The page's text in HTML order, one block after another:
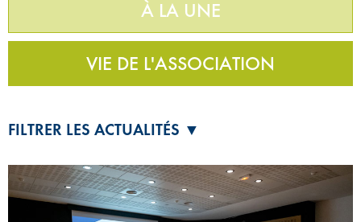
À LA UNE
VIE DE L'ASSOCIATION
FILTRER LES ACTUALITÉS ▼